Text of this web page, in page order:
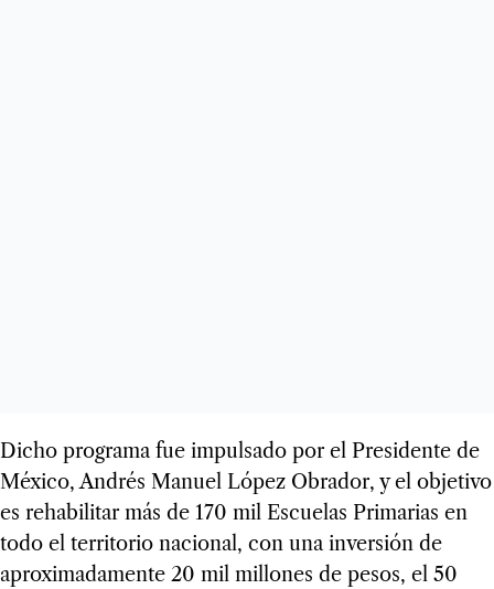
Dicho programa fue impulsado por el Presidente de
México, Andrés Manuel López Obrador, y el objetivo
es rehabilitar más de 170 mil Escuelas Primarias en
todo el territorio nacional, con una inversión de
aproximadamente 20 mil millones de pesos, el 50